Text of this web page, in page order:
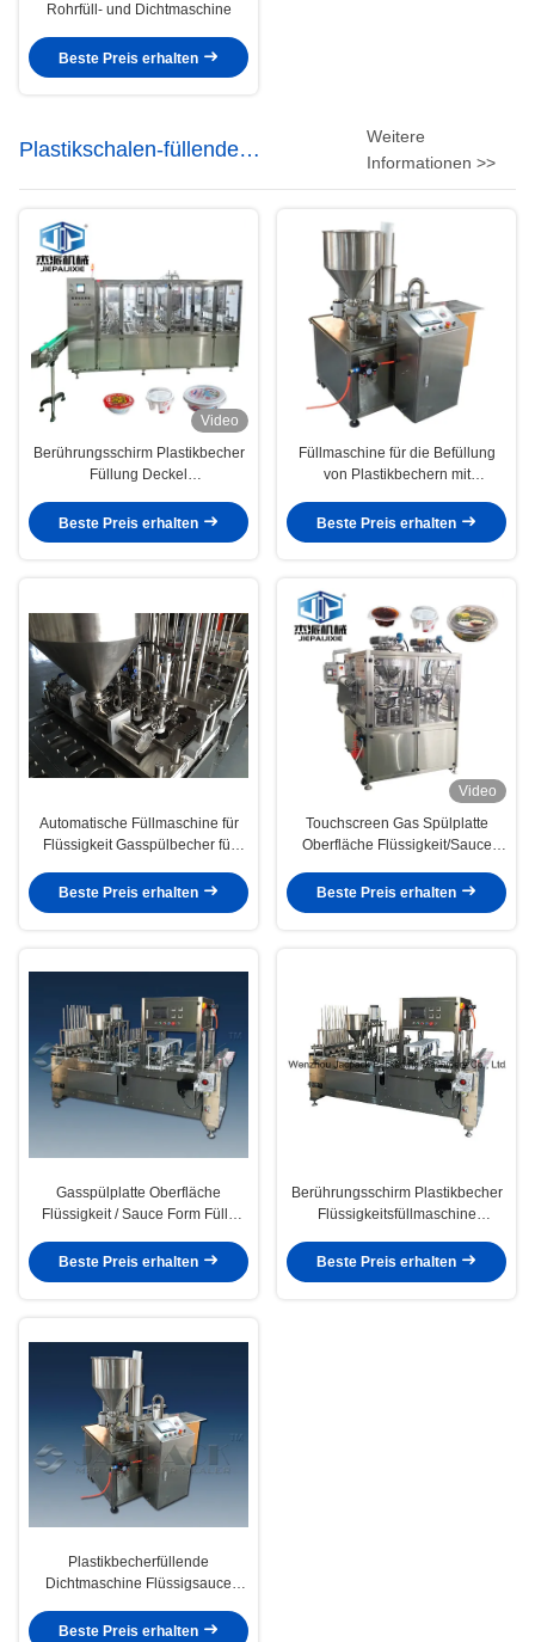
Rohrfüll- und Dichtmaschine
Beste Preis erhalten
Plastikschalen-füllende
versiegelnde Maschine
Weitere
Informationen >>
Video
Berührungsschirm Plastikbecher
Füllung Deckel
flüssige Lebensmittelgetränke
Beste Preis erhalten
Füllmaschine für die Befüllung
von Plastikbechern mit
Flüssigkeits-/Sauceverpackungen
mit Gasspülung und Vakuumtray
Beste Preis erhalten
Automatische Füllmaschine für
Flüssigkeit Gasspülbecher für
Beste Preis erhalten
Video
Touchscreen Gas Spülplatte
Oberfläche Flüssigkeit/Sauce
für Lebensmittelverpackungen
Beste Preis erhalten
Gasspülplatte Oberfläche
Flüssigkeit / Sauce Form Fülle
/ Getränkeindustrie
Beste Preis erhalten
Berührungsschirm Plastikbecher
Flüssigkeitsfüllmaschine
Vakuumversiegelung
Beste Preis erhalten
Plastikbecherfüllende
Dichtmaschine Flüssigsauce
Betrieb
Beste Preis erhalten